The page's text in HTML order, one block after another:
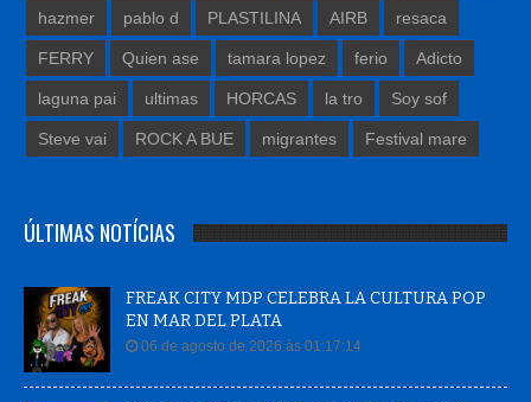
hazmer pablo d PLASTILINA AIRB resaca
FERRY Quien ase tamara lopez ferio Adicto
laguna pai ultimas HORCAS la tro Soy sof
Steve vai ROCK A BUE migrantes Festival mare
ÚLTIMAS NOTÍCIAS
FREAK CITY MDP CELEBRA LA CULTURA POP
EN MAR DEL PLATA
06 de agosto de 2026 às 01:17:14